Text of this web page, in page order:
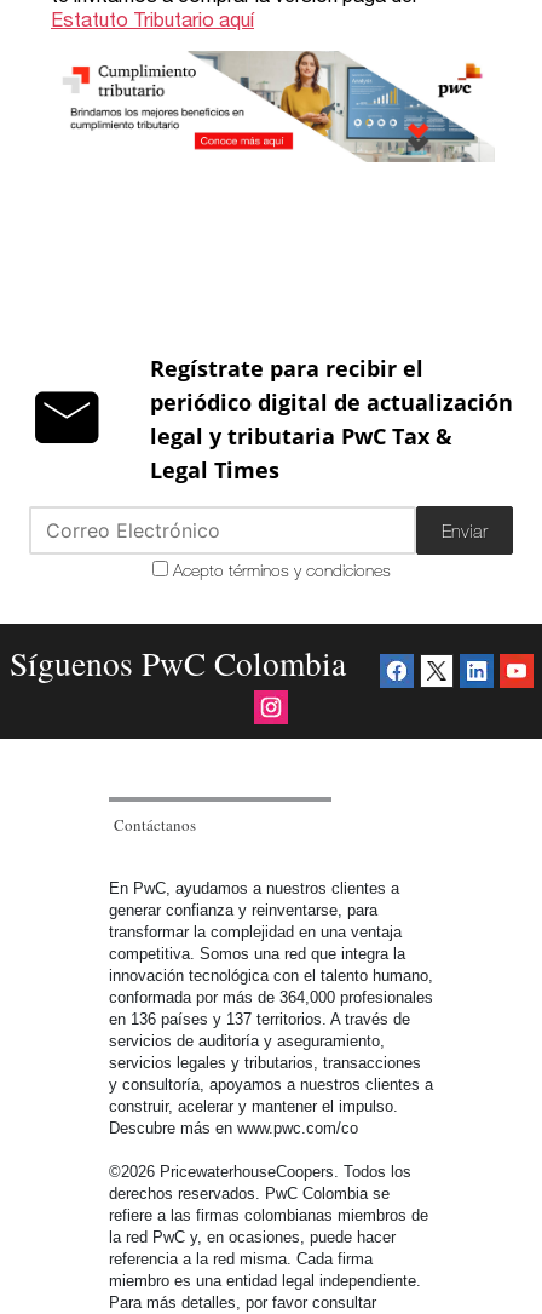
Regístrate para recibir el
periódico digital de actualización
legal y tributaria PwC Tax &
Legal Times
Enviar
Acepto términos y condiciones
Síguenos PwC Colombia
Contáctanos
En PwC, ayudamos a nuestros clientes a
generar confianza y reinventarse, para
transformar la complejidad en una ventaja
competitiva. Somos una red que integra la
innovación tecnológica con el talento humano,
conformada por más de 364,000 profesionales
en 136 países y 137 territorios. A través de
servicios de auditoría y aseguramiento,
servicios legales y tributarios, transacciones
y consultoría, apoyamos a nuestros clientes a
construir, acelerar y mantener el impulso.
Descubre más en www.pwc.com/co
©2026 PricewaterhouseCoopers. Todos los
derechos reservados. PwC Colombia se
refiere a las firmas colombianas miembros de
la red PwC y, en ocasiones, puede hacer
referencia a la red misma. Cada firma
miembro es una entidad legal independiente.
Para más detalles, por favor consultar